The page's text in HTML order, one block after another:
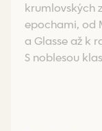
krumlovských
epochami, od
a Glasse až k
S noblesou